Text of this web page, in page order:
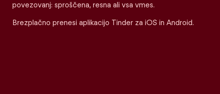
povezovanj: sproščena, resna ali vsa vmes.
Brezplačno prenesi aplikacijo Tinder za iOS in Android.